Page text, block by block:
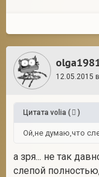
12.05.2015
Цитата volia ( )
Ой,не думаю,что
а зря... не так
слепой